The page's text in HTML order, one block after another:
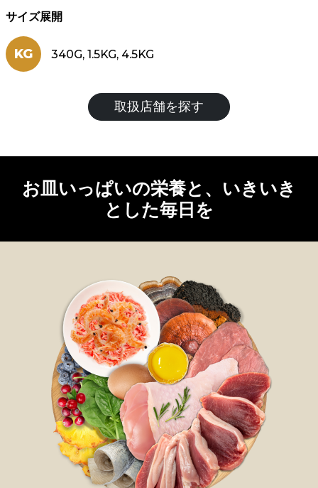
サイズ展開
KG 340G, 1.5KG, 4.5KG
取扱店舗を探す
お皿いっぱいの栄養と、いきいき
とした毎日を